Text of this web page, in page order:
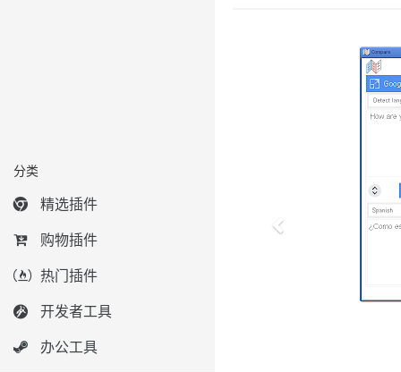
分类
精选插件
购物插件
热门插件
开发者工具
办公工具